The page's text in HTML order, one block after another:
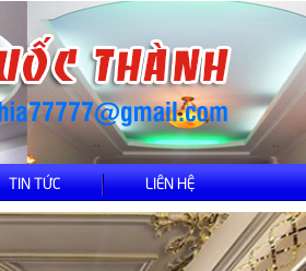
TIN TỨC LIÊN HỆ